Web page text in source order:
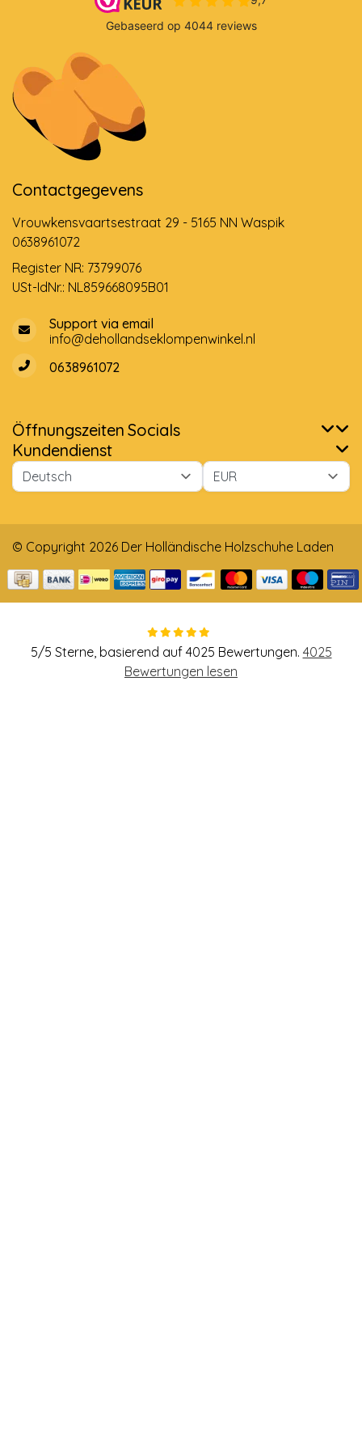
Contactgegevens
Vrouwkensvaartsestraat 29 - 5165 NN Waspik
0638961072
Register NR: 73799076
USt-IdNr.: NL859668095B01
Support via email
info@dehollandseklompenwinkel.nl
0638961072
Öffnungszeiten Socials
Kundendienst
© Copyright 2026 Der Holländische Holzschuhe Laden
5/5 Sterne, basierend auf 4025 Bewertungen. 4025
Bewertungen lesen